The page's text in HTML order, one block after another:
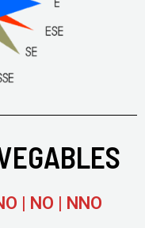
| NO | NNO